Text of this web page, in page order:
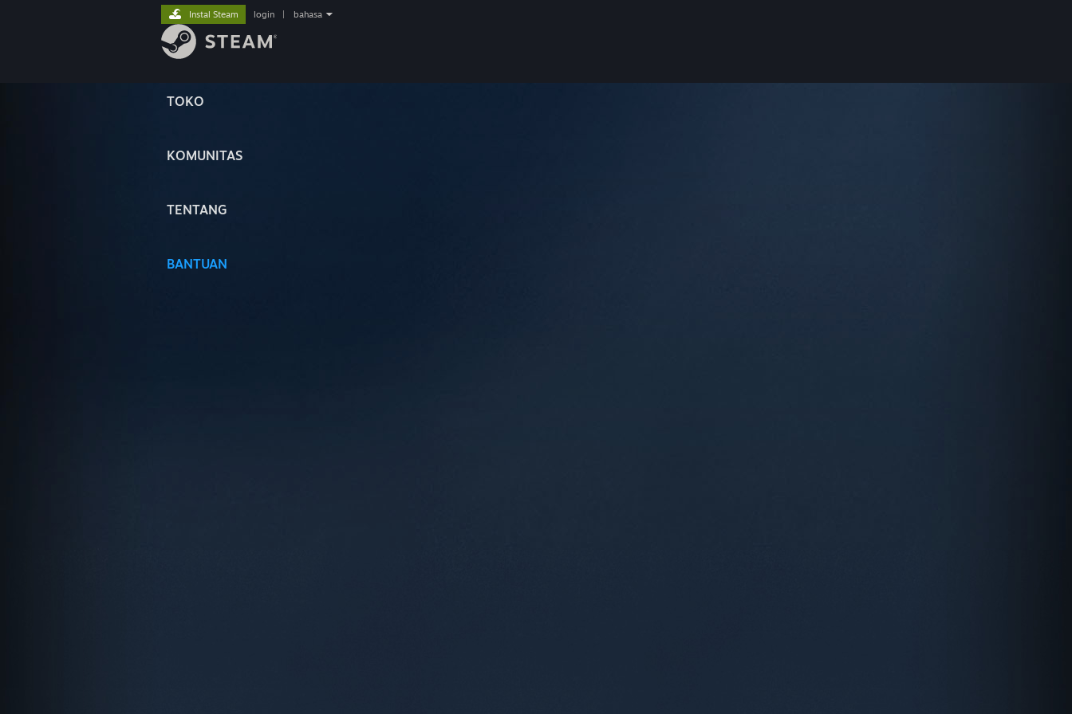
TOKO
KOMUNITAS
TENTANG
BANTUAN
Instal Steam login bahasa